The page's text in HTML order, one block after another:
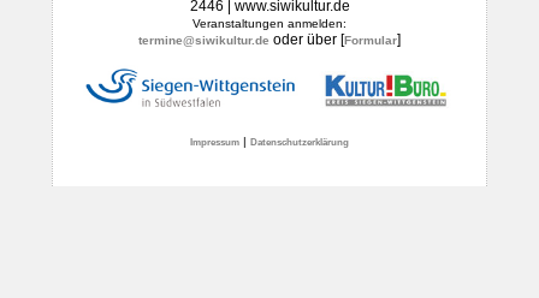
2446 | www.siwikultur.de
Veranstaltungen anmelden:
termine@siwikultur.de oder über [Formular]
Impressum | Datenschutzerklärung